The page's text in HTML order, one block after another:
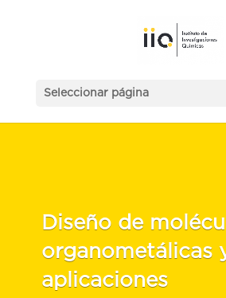
Seleccionar página
Diseño de
organometálicas
aplicaciones